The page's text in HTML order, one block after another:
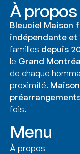
À propos
Bleuciel Maison
indépendante et
familles depuis
le Grand
de chaque
proximité.
fois.
Menu
À propos